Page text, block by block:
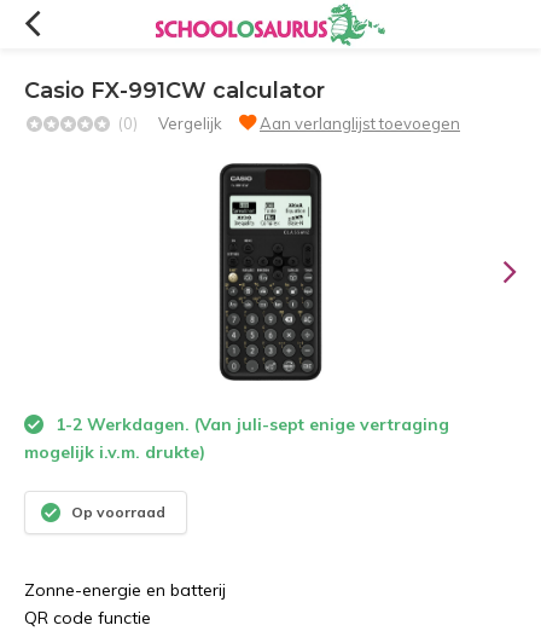
Casio FX-991CW calculator
(0) Vergelijk Aan verlanglijst toevoegen
1-2 Werkdagen. (Van juli-sept enige vertraging
mogelijk i.v.m. drukte)
Op voorraad
Zonne-energie en batterij
QR code functie